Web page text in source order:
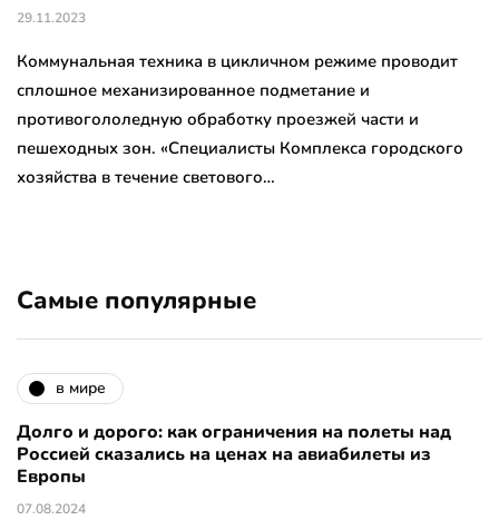
29.11.2023
Коммунальная техника в цикличном режиме проводит
сплошное механизированное подметание и
противогололедную обработку проезжей части и
пешеходных зон. «Специалисты Комплекса городского
хозяйства в течение светового…
Самые популярные
в мире
Долго и дорого: как ограничения на полеты над
Россией сказались на ценах на авиабилеты из
Европы
07.08.2024